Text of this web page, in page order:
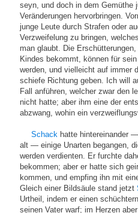
seyn, und doch in dem Gemüthe
Veränderungen hervorbringen.
junge Leute durch Strafen oder
Verzweifelung zu bringen,
man glaubt. Die
Kindes bekommt, können für
werden, und vielleicht auf immer
schiefe Richtung geben. Ich will
Fall anführen, welcher zwar den
nicht hatte; aber ihm eine der
abzwang, wohin ein
Schack hatte hintereinander
alt — einige Unarten begangen,
werden verdienten. Er furchte
bekommen; aber er hatte sich
kommen, und empfing ihn mit
Gleich einer Bildsäule stand jetzt
Urtheil, indem er einen
seinen Vater warf; im Herzen